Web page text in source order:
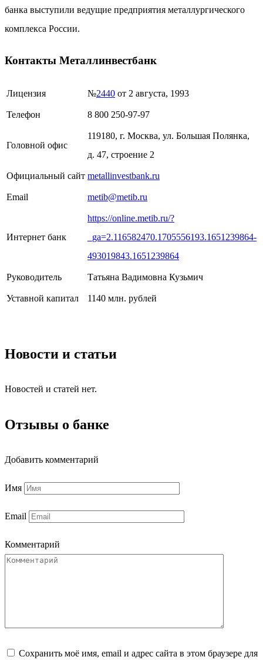
банка выступили ведущие предприятия металлургического
комплекса России.
Контакты Металлинвестбанк
Лицензия №2440 от 2 августа, 1993
Телефон 8 800 250-97-97
Головной офис
119180, г. Москва, ул. Большая Полянка,
д. 47, строение 2
Официальный сайт metallinvestbank.ru
Email metib@metib.ru
Интернет банк
https://online.metib.ru/?
_ga=2.116582470.1705556193.1651239864-
493019843.1651239864
Руководитель Татьяна Вадимовна Кузьмич
Уставной капитал 1140 млн. рублей
Новости и статьи
Новостей и статей нет.
Отзывы о банке
Добавить комментарий
Имя
Email
Комментарий
Сохранить моё имя, email и адрес сайта в этом браузере для